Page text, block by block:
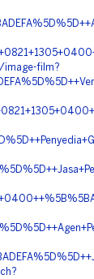
film?